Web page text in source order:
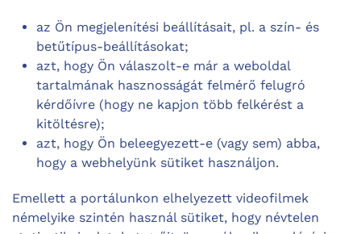
az Ön megjelenítési beállításait, pl. a szín- és
betűtípus-beállításokat;
azt, hogy Ön válaszolt-e már a weboldal
tartalmának hasznosságát felmérő felugró
kérdőívre (hogy ne kapjon több felkérést a
kitöltésre);
azt, hogy Ön beleegyezett-e (vagy sem) abba,
hogy a webhelyünk sütiket használjon.
Emellett a portálunkon elhelyezett videofilmek
némelyike szintén használ sütiket, hogy névtelen